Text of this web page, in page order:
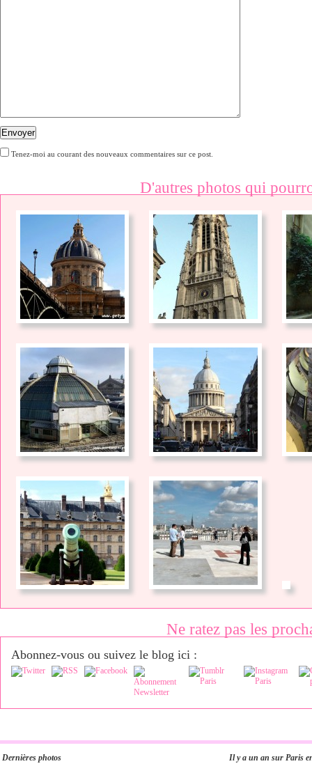
Envoyer
Tenez-moi au courant des nouveaux commentaires sur ce post.
D'autres photos qui
Ne ratez pas les
Abonnez-vous ou suivez le blog ici :
Dernières photos Il y a un an sur Paris